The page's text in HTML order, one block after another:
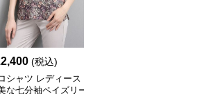
(税込)
シャツ レディース
な七分袖ペイズリー